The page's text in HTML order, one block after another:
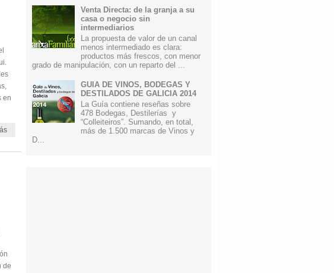
en
de
Venta Directa: de la granja a su
casa o negocio sin
intermediarios
La propuesta de valor de un canal
menos intermediado es clara:
productos más frescos, con menor
grado de manipulación, con un reparto del ...
GUIA DE VINOS, BODEGAS Y
DESTILADOS DE GALICIA 2014
La Guía contiene reseñas sobre
478 Bodegas, Destilerías y
“Colleiteiros”. Sumando, en total,
más de 1.500 marcas de Vinos y
D...